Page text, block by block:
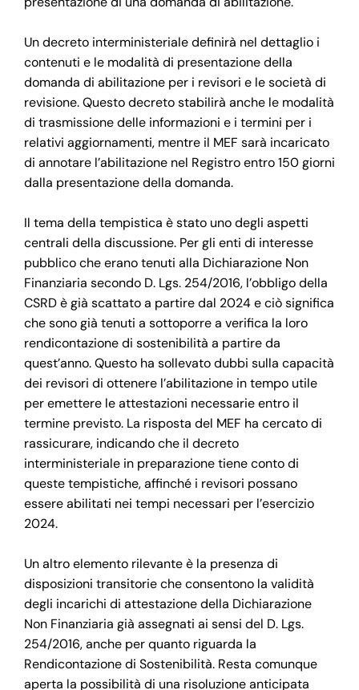
Un decreto interministeriale definirà nel dettaglio i
contenuti e le modalità di presentazione della
domanda di abilitazione per i revisori e le società di
revisione. Questo decreto stabilirà anche le modalità
di trasmissione delle informazioni e i termini per i
relativi aggiornamenti, mentre il MEF sarà incaricato
di annotare l’abilitazione nel Registro entro 150 giorni
dalla presentazione della domanda.
Il tema della tempistica è stato uno degli aspetti
centrali della discussione. Per gli enti di interesse
pubblico che erano tenuti alla Dichiarazione Non
Finanziaria secondo D. Lgs. 254/2016, l’obbligo della
CSRD è già scattato a partire dal 2024 e ciò significa
che sono già tenuti a sottoporre a verifica la loro
rendicontazione di sostenibilità a partire da
quest’anno. Questo ha sollevato dubbi sulla capacità
dei revisori di ottenere l’abilitazione in tempo utile
per emettere le attestazioni necessarie entro il
termine previsto. La risposta del MEF ha cercato di
rassicurare, indicando che il decreto
interministeriale in preparazione tiene conto di
queste tempistiche, affinché i revisori possano
essere abilitati nei tempi necessari per l’esercizio
2024.
Un altro elemento rilevante è la presenza di
disposizioni transitorie che consentono la validità
degli incarichi di attestazione della Dichiarazione
Non Finanziaria già assegnati ai sensi del D. Lgs.
254/2016, anche per quanto riguarda la
Rendicontazione di Sostenibilità. Resta comunque
aperta la possibilità di una risoluzione anticipata